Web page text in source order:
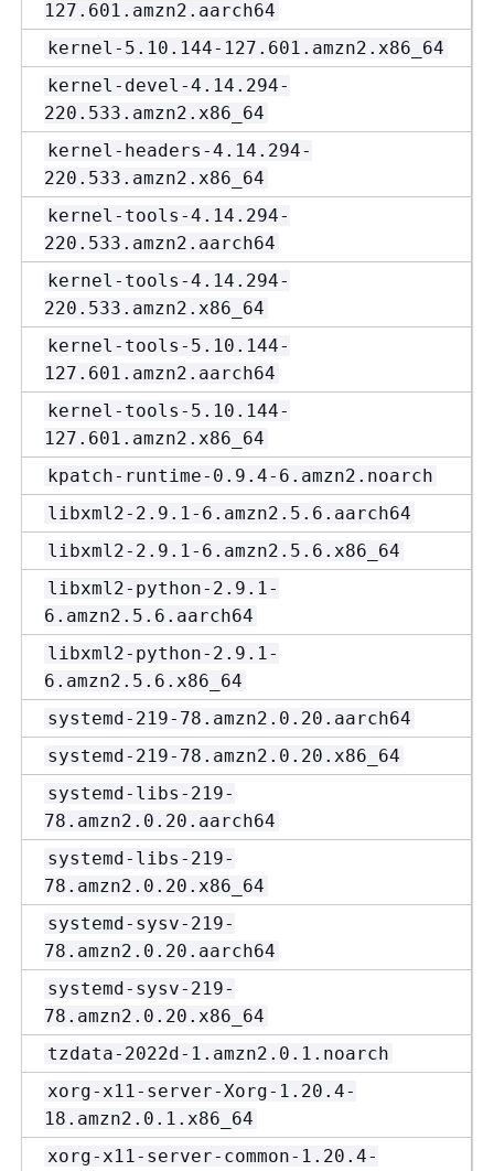
127.601.amzn2.aarch64
kernel-5.10.144-127.601.amzn2.x86_64
kernel-devel-4.14.294-
220.533.amzn2.x86_64
kernel-headers-4.14.294-
220.533.amzn2.x86_64
kernel-tools-4.14.294-
220.533.amzn2.aarch64
kernel-tools-4.14.294-
220.533.amzn2.x86_64
kernel-tools-5.10.144-
127.601.amzn2.aarch64
kernel-tools-5.10.144-
127.601.amzn2.x86_64
kpatch-runtime-0.9.4-6.amzn2.noarch
libxml2-2.9.1-6.amzn2.5.6.aarch64
libxml2-2.9.1-6.amzn2.5.6.x86_64
libxml2-python-2.9.1-
6.amzn2.5.6.aarch64
libxml2-python-2.9.1-
6.amzn2.5.6.x86_64
systemd-219-78.amzn2.0.20.aarch64
systemd-219-78.amzn2.0.20.x86_64
systemd-libs-219-
78.amzn2.0.20.aarch64
systemd-libs-219-
78.amzn2.0.20.x86_64
systemd-sysv-219-
78.amzn2.0.20.aarch64
systemd-sysv-219-
78.amzn2.0.20.x86_64
tzdata-2022d-1.amzn2.0.1.noarch
xorg-x11-server-Xorg-1.20.4-
18.amzn2.0.1.x86_64
xorg-x11-server-common-1.20.4-